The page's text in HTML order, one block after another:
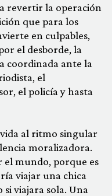
revertir la operación
que para los
en culpables,
el desborde, la
coordinada ante la
el
el policía y hasta
al ritmo singular
moralizadora.
el mundo, porque es
viajar una chica
viajara sola. Una